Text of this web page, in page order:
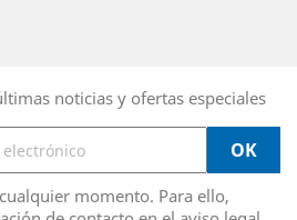
noticias y ofertas especiales
momento. Para ello,